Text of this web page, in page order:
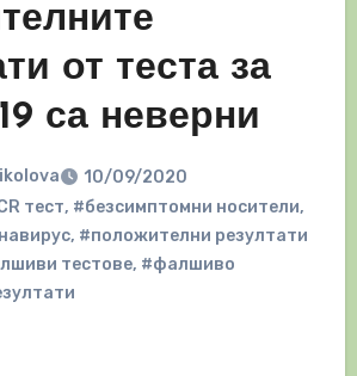
от теста за
са неверни
10/09/2020
тест, #безсимптомни носители,
, #положителни резултати
тестове, #фалшиво